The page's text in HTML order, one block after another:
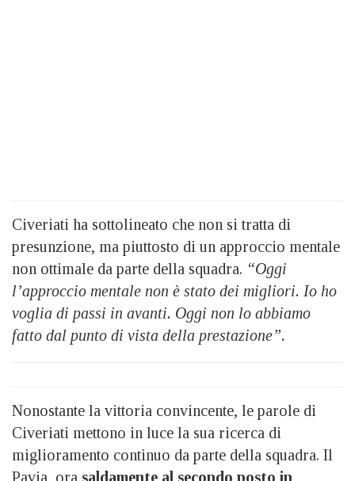
Civeriati ha sottolineato che non si tratta di
presunzione, ma piuttosto di un approccio mentale
non ottimale da parte della squadra. “Oggi
l’approccio mentale non è stato dei migliori. Io ho
voglia di passi in avanti. Oggi non lo abbiamo
fatto dal punto di vista della prestazione”.
Nonostante la vittoria convincente, le parole di
Civeriati mettono in luce la sua ricerca di
miglioramento continuo da parte della squadra. Il
Pavia, ora saldamente al secondo posto in